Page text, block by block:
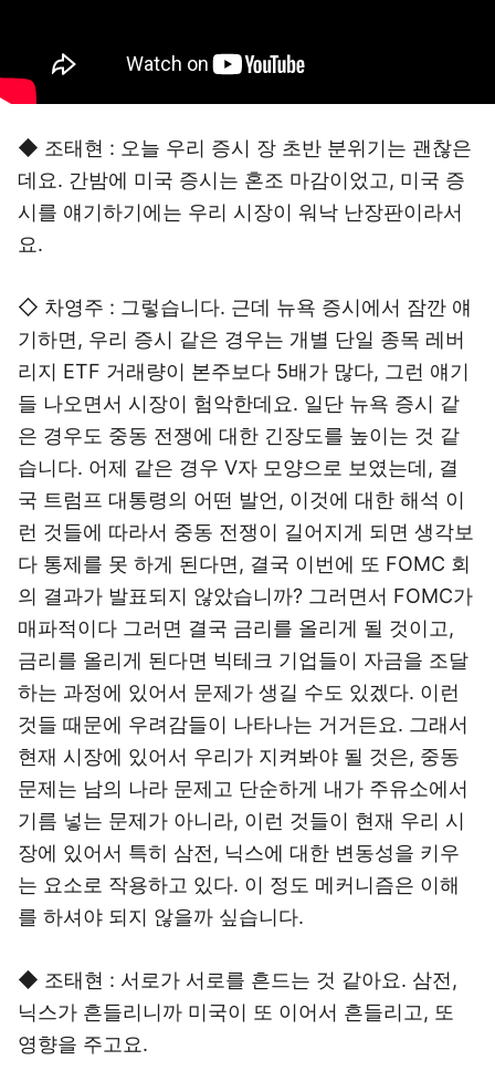
◆ 조태현 : 오늘 우리 증시 장 초반 분위기는 괜찮은
데요. 간밤에 미국 증시는 혼조 마감이었고, 미국 증
시를 얘기하기에는 우리 시장이 워낙 난장판이라서
요.
◇ 차영주 : 그렇습니다. 근데 뉴욕 증시에서 잠깐 얘
기하면, 우리 증시 같은 경우는 개별 단일 종목 레버
리지 ETF 거래량이 본주보다 5배가 많다, 그런 얘기
들 나오면서 시장이 험악한데요. 일단 뉴욕 증시 같
은 경우도 중동 전쟁에 대한 긴장도를 높이는 것 같
습니다. 어제 같은 경우 V자 모양으로 보였는데, 결
국 트럼프 대통령의 어떤 발언, 이것에 대한 해석 이
런 것들에 따라서 중동 전쟁이 길어지게 되면 생각보
다 통제를 못 하게 된다면, 결국 이번에 또 FOMC 회
의 결과가 발표되지 않았습니까? 그러면서 FOMC가
매파적이다 그러면 결국 금리를 올리게 될 것이고,
금리를 올리게 된다면 빅테크 기업들이 자금을 조달
하는 과정에 있어서 문제가 생길 수도 있겠다. 이런
것들 때문에 우려감들이 나타나는 거거든요. 그래서
현재 시장에 있어서 우리가 지켜봐야 될 것은, 중동
문제는 남의 나라 문제고 단순하게 내가 주유소에서
기름 넣는 문제가 아니라, 이런 것들이 현재 우리 시
장에 있어서 특히 삼전, 닉스에 대한 변동성을 키우
는 요소로 작용하고 있다. 이 정도 메커니즘은 이해
를 하셔야 되지 않을까 싶습니다.
◆ 조태현 : 서로가 서로를 흔드는 것 같아요. 삼전,
닉스가 흔들리니까 미국이 또 이어서 흔들리고, 또
영향을 주고요.